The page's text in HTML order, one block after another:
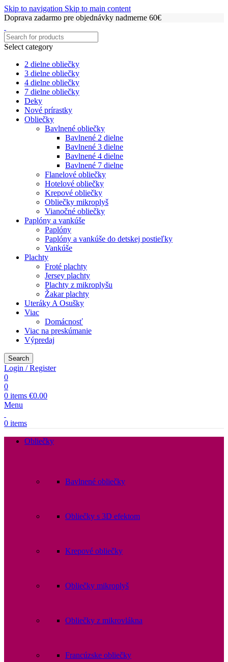
Skip to navigation Skip to main content
Doprava zadarmo pre objednávky nadmerne 60€
Select category
2 dielne obliečky
3 dielne obliečky
4 dielne obliečky
7 dielne obliečky
Deky
Nové prírastky
Obliečky
Bavlnené obliečky
Bavlnené 2 dielne
Bavlnené 3 dielne
Bavlnené 4 dielne
Bavlnené 7 dielne
Flanelové obliečky
Hotelové obliečky
Krepové obliečky
Obliečky mikroplyš
Vianočné obliečky
Paplóny a vankúše
Paplóny
Paplóny a vankúše do detskej postieľky
Vankúše
Plachty
Froté plachty
Jersey plachty
Plachty z mikroplyšu
Žakar plachty
Uteráky A Osušky
Viac
Domácnosť
Viac na preskúmanie
Výpredaj
Search
Login / Register
0
0
0 items €0.00
Menu
0 items
Obliečky
Bavlnené obliečky
Obliečky s 3D efektom
Krepové obliečky
Obliečky mikroplyš
Obliečky z mikrovlákna
Francúzske obliečky